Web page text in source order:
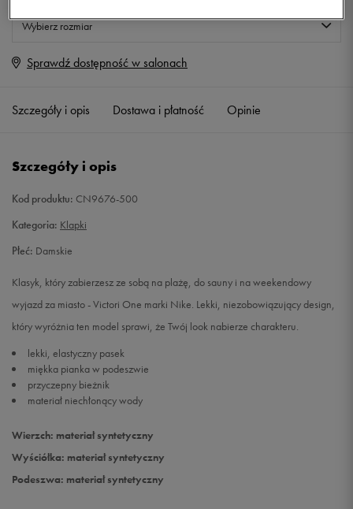
Wybierz rozmiar
Rozmiary EU
36,5
40,5 26 cm
Sprawdź dostępność w salonach
Szczegóły i opis Dostawa i płatność Opinie
Szczegóły i opis
Kod produktu: CN9676-500
Kategoria: Klapki
Płeć: Damskie
Klasyk, który zabierzesz ze sobą na plażę, do sauny i na weekendowy
wyjazd za miasto - Victori One marki Nike. Lekki, niezobowiązujący design,
który wyróżnia ten model sprawi, że Twój look nabierze charakteru.
lekki, elastyczny pasek
miękka pianka w podeszwie
przyczepny bieżnik
materiał niechłonący wody
Wierzch: materiał syntetyczny
Wyściółka: materiał syntetyczny
Podeszwa: materiał syntetyczny